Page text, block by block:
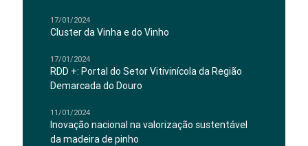
17/01/2024
Cluster da Vinha e do Vinho
17/01/2024
RDD +: Portal do Setor Vitivinícola da Região
Demarcada do Douro
11/01/2024
Inovação nacional na valorização sustentável
da madeira de pinho